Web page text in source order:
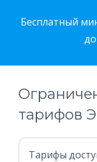
Бесплатный
тарифов
Тарифы